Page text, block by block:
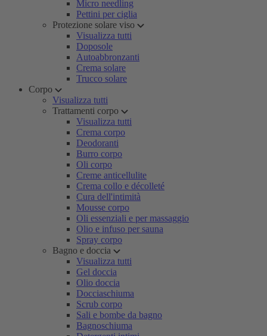
Micro needling
Pettini per ciglia
Protezione solare viso
Visualizza tutti
Doposole
Autoabbronzanti
Crema solare
Trucco solare
Corpo
Visualizza tutti
Trattamenti corpo
Visualizza tutti
Crema corpo
Deodoranti
Burro corpo
Oli corpo
Creme anticellulite
Crema collo e décolleté
Cura dell'intimità
Mousse corpo
Oli essenziali e per massaggio
Olio e infuso per sauna
Spray corpo
Bagno e doccia
Visualizza tutti
Gel doccia
Olio doccia
Docciaschiuma
Scrub corpo
Sali e bombe da bagno
Bagnoschiuma